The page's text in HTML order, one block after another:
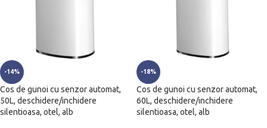
-14%
Cos de gunoi cu senzor automat,
50L, deschidere/inchidere
silentioasa, otel, alb
-18%
Cos de gunoi cu senzor automat,
60L, deschidere/inchidere
silentioasa, otel, alb